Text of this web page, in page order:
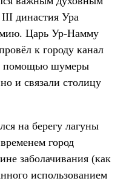
династия Ура
Царь Ур-Намму
к городу канал
помощью шумеры
и связали столицу
на берегу лагуны
город
заболачивания (как
использованием